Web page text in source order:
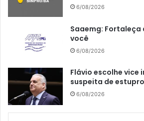
6/08/2026
Saaemg:
você
6/08/2026
Flávio escolhe vice
suspeita de
6/08/2026